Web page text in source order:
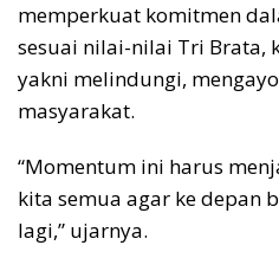
memperkuat komitmen
sesuai nilai-nilai Tri Brata,
yakni melindungi,
masyarakat.
“Momentum ini harus
kita semua agar ke depan
lagi,” ujarnya.